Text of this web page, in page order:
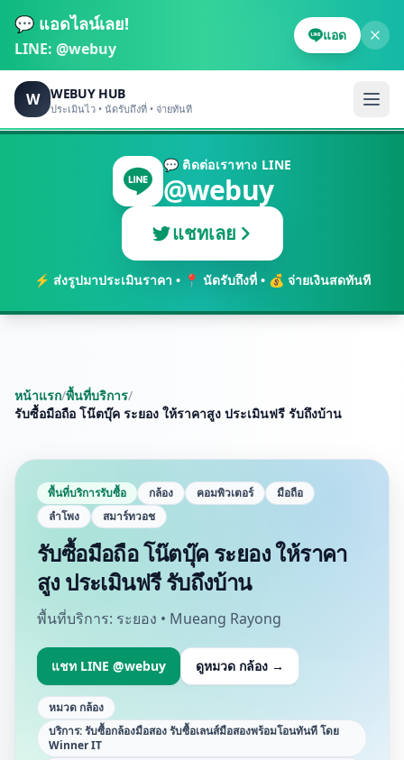
💬 แอดไลน์เลย!
LINE: @webuy
แอด
W WEBUY HUB
ประเมินไว • นัดรับถึงที่ • จ่ายทันที
💬 ติดต่อเราทาง LINE
@webuy
แชทเลย
⚡ ส่งรูปมาประเมินราคา • 📍 นัดรับถึงที่ • 💰 จ่ายเงินสดทันที
หน้าแรก/พื้นที่บริการ/
รับซื้อมือถือ โน๊ตบุ๊ค ระยอง ให้ราคาสูง ประเมินฟรี รับถึงบ้าน
พื้นที่บริการรับซื้อ กล้อง คอมพิวเตอร์
มือถือ
ลำโพง
สมาร์ทวอช
รับซื้อมือถือ โน๊ตบุ๊ค ระยอง ให้ราคา
สูง ประเมินฟรี รับถึงบ้าน
พื้นที่บริการ: ระยอง • Mueang Rayong
แชท LINE @webuy ดูหมวด กล้อง →
หมวดกล้อง
บริการ:รับซื้อกล้องมือสอง รับซื้อเลนส์มือสองพร้อมโอนทันที โดย
Winner IT